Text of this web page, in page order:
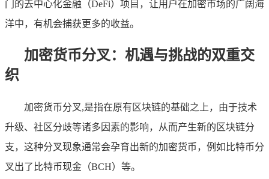
门的去中心化金融（DeFi）项目，让用户在加密市场的广阔海
洋中，有机会捕获更多的收益。
加密货币分叉：机遇与挑战的双重交
织
加密货币分叉,是指在原有区块链的基础之上，由于技术
升级、社区分歧等诸多因素的影响，从而产生新的区块链分
支，这种分叉现象通常会孕育出新的加密货币，例如比特币分
叉出了比特币现金（BCH）等。